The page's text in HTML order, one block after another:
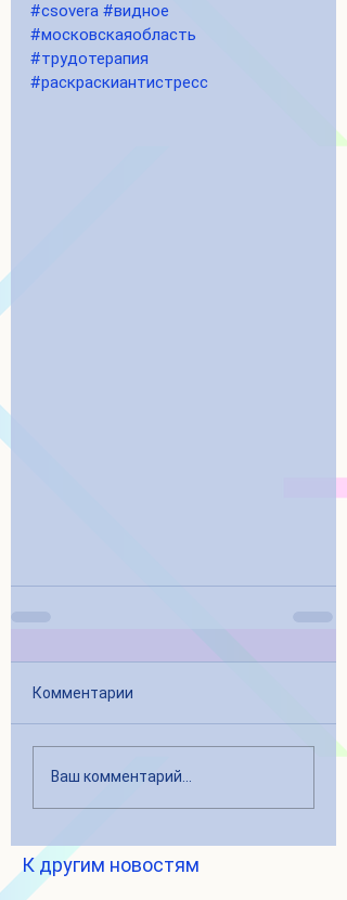
#csovera #видное
#московскаяобласть
#трудотерапия
#раскраскиантистресс
Комментарии
Ваш комментарий...
К другим новостям